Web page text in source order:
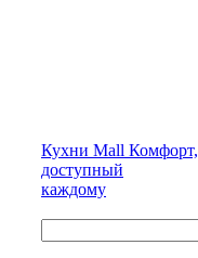
Кухни Mall Комфорт,
доступный
каждому